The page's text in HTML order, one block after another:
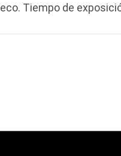
Tiempo de